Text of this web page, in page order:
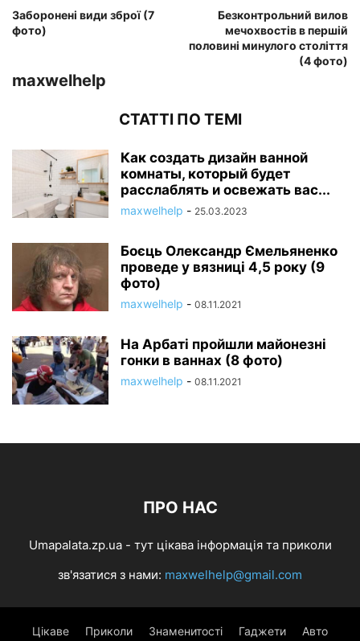
Заборонені види зброї (7
фото)
Безконтрольний вилов
мечохвостів в першій
половині минулого століття
(4 фото)
maxwelhelp
СТАТТІ ПО ТЕМІ
Как создать дизайн ванной
комнаты, который будет
расслаблять и освежать вас...
maxwelhelp - 25.03.2023
Боєць Олександр Ємельяненко
проведе у вязниці 4,5 року (9
фото)
maxwelhelp - 08.11.2021
На Арбаті пройшли майонезні
гонки в ваннах (8 фото)
maxwelhelp - 08.11.2021
ПРО НАС
Umapalata.zp.ua - тут цікава інформація та приколи
зв'язатися з нами: maxwelhelp@gmail.com
Цікаве Приколи Знаменитості Гаджети Авто